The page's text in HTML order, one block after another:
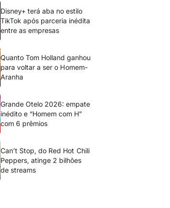
Disney+ terá aba no estilo
TikTok após parceria inédita
entre as empresas
Quanto Tom Holland ganhou
para voltar a ser o Homem-
Aranha
Grande Otelo 2026: empate
inédito e “Homem com H”
com 6 prêmios
Can’t Stop, do Red Hot Chili
Peppers, atinge 2 bilhões
de streams